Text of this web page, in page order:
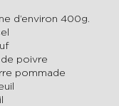
d’environ 400g.
de poivre
pommade